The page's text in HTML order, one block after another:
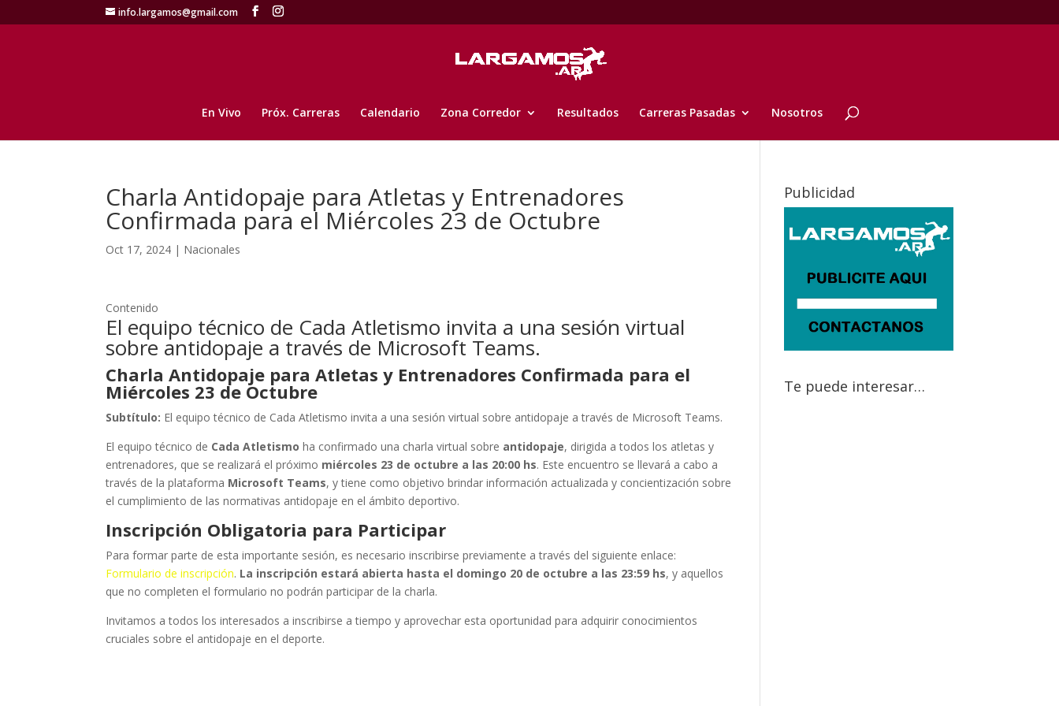
info.largamos@gmail.com
En Vivo Próx. Carreras Calendario Zona Corredor Resultados Carreras Pasadas Nosotros
Charla Antidopaje para Atletas y Entrenadores
Confirmada para el Miércoles 23 de Octubre
Oct 17, 2024 | Nacionales
Contenido
El equipo técnico de Cada Atletismo invita a una sesión virtual
sobre antidopaje a través de Microsoft Teams.
Charla Antidopaje para Atletas y Entrenadores Confirmada para el
Miércoles 23 de Octubre
Subtítulo: El equipo técnico de Cada Atletismo invita a una sesión virtual sobre antidopaje a través de Microsoft Teams.
El equipo técnico de Cada Atletismo ha confirmado una charla virtual sobre antidopaje, dirigida a todos los atletas y
entrenadores, que se realizará el próximo miércoles 23 de octubre a las 20:00 hs. Este encuentro se llevará a cabo a
través de la plataforma Microsoft Teams, y tiene como objetivo brindar información actualizada y concientización sobre
el cumplimiento de las normativas antidopaje en el ámbito deportivo.
Inscripción Obligatoria para Participar
Para formar parte de esta importante sesión, es necesario inscribirse previamente a través del siguiente enlace:
Formulario de inscripción. La inscripción estará abierta hasta el domingo 20 de octubre a las 23:59 hs, y aquellos
que no completen el formulario no podrán participar de la charla.
Invitamos a todos los interesados a inscribirse a tiempo y aprovechar esta oportunidad para adquirir conocimientos
cruciales sobre el antidopaje en el deporte.
Publicidad
Te puede interesar…